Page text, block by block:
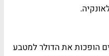
הופכות את הדולר למטבע